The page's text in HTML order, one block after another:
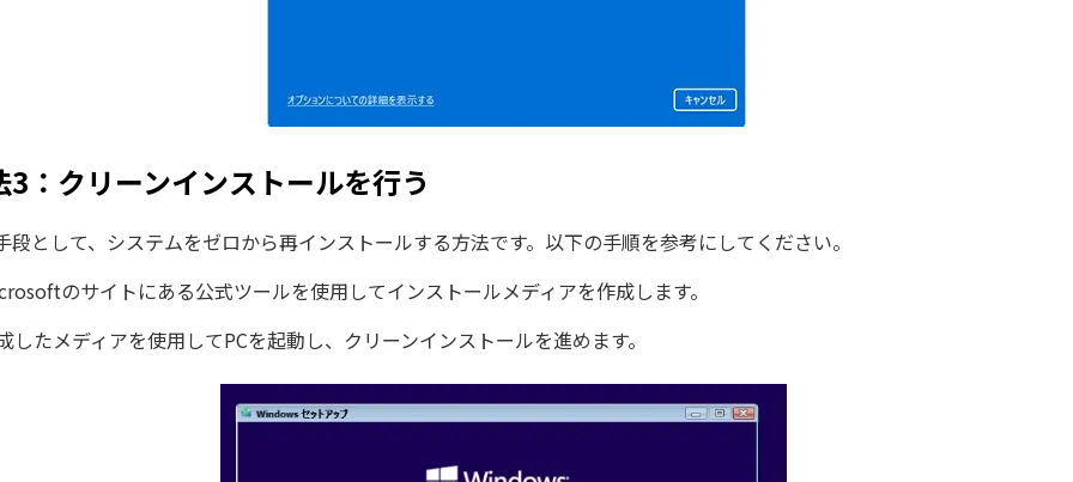
3：クリーンインストールを行う
段として、システムをゼロから再インストールする方法です。以下の手順を参考にしてください。
のサイトにある公式ツールを使用してインストールメディアを作成します。
したメディアを使用してPCを起動し、クリーンインストールを進めます。